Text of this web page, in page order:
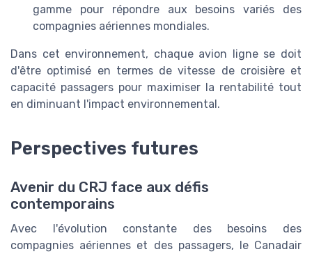
gamme pour répondre aux besoins variés des
compagnies aériennes mondiales.
Dans cet environnement, chaque avion ligne se doit
d'être optimisé en termes de vitesse de croisière et
capacité passagers pour maximiser la rentabilité tout
en diminuant l'impact environnemental.
Perspectives futures
Avenir du CRJ face aux défis
contemporains
Avec l'évolution constante des besoins des
compagnies aériennes et des passagers, le Canadair